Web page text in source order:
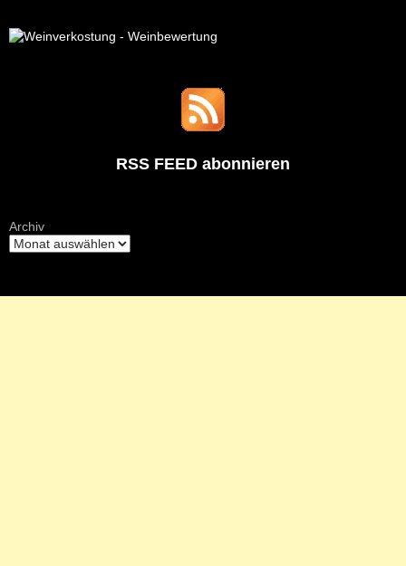
RSS FEED abonnieren
Archiv